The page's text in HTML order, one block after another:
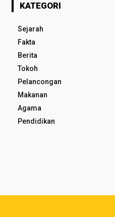
KATEGORI
Sejarah
Fakta
Berita
Tokoh
Pelancongan
Makanan
Agama
Pendidikan